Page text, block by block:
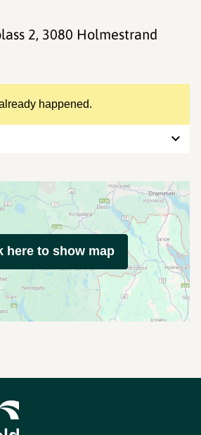
happened.
2, 3080 Holmestrand
here to show map